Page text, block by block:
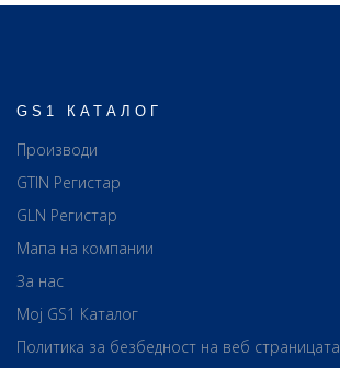
GS1 КАТАЛОГ
Производи
GTIN Регистар
GLN Регистар
Мапа на компании
За нас
Мој GS1 Каталог
Политика за безбедност на веб страницата